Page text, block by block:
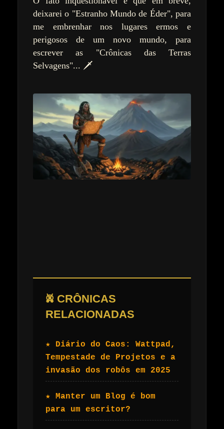
deixarei o "Estranho Mundo de Éder", para
me embrenhar nos lugares ermos e
perigosos de um novo mundo, para
escrever as "Crônicas das Terras
Selvagens"... 🗡️
𖤙 CRÔNICAS
RELACIONADAS
★ Diário do Caos: Wattpad,
Tempestade de Projetos e a
invasão dos robôs em 2025
★ Manter um Blog é bom
para um escritor?